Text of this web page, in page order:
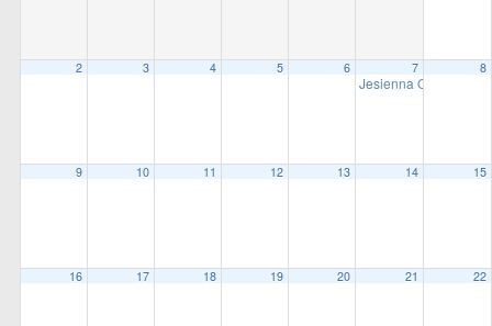
2 3 4 5 6 7
Jesienna Otwarte
8
9 10 11 12 13 14 15
16 17 18 19 20 21 22